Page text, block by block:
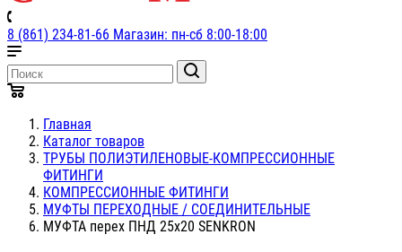
8 (861) 234-81-66 Магазин: пн-сб 8:00-18:00
Главная
Каталог товаров
ТРУБЫ ПОЛИЭТИЛЕНОВЫЕ-КОМПРЕССИОННЫЕ
ФИТИНГИ
КОМПРЕССИОННЫЕ ФИТИНГИ
МУФТЫ ПЕРЕХОДНЫЕ / СОЕДИНИТЕЛЬНЫЕ
МУФТА перех ПНД 25х20 SENKRON